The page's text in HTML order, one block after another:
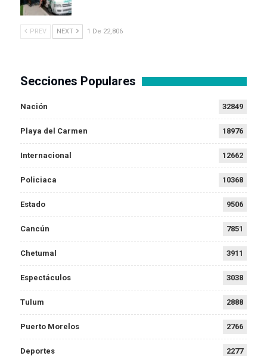
PREV NEXT 1 De 22,806
Secciones Populares
Nación 32849
Playa del Carmen 18976
Internacional 12662
Policiaca 10368
Estado 9506
Cancún 7851
Chetumal 3911
Espectáculos 3038
Tulum 2888
Puerto Morelos 2766
Deportes 2277